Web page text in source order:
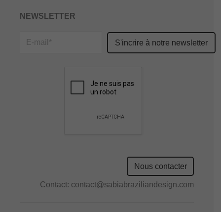
NEWSLETTER
Please
leave
field
empty.
Nous contacter
Contact: contact@sabiabraziliandesign.com